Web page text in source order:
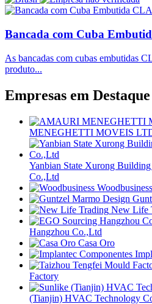
Bancada com Cuba
As bancadas com cubas embutidas
produto...
Empresas em Destaque
MENEGHETTI MOVEIS
Yanbian State Xurong
Co.,Ltd
Woodbusiness
New Life
Hangzhou Co.,Ltd
Casa Oro
Factory
(Tianjin) HVAC Technology